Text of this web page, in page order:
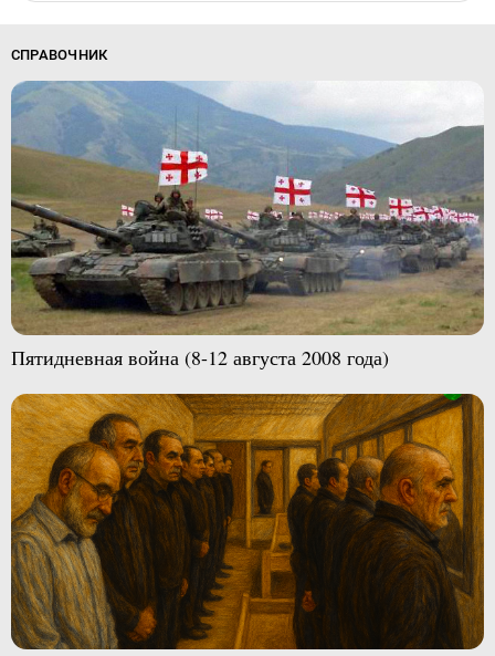
СПРАВОЧНИК
Пятидневная война (8-12 августа 2008 года)